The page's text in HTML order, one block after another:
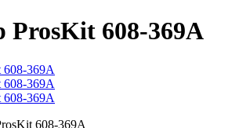
ProsKit 608-369A